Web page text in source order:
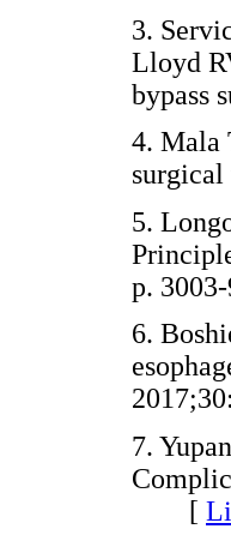
3.
Lloyd
bypass
4. Mala
5.
p.
6.
7.
[